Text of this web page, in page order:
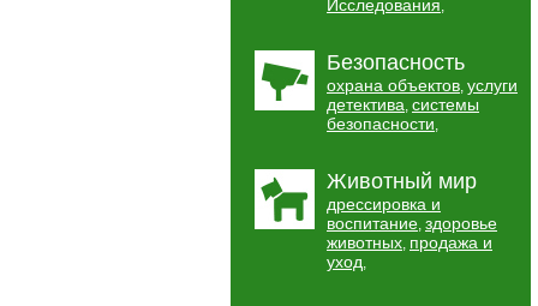
Исследования,
Безопасность
охрана объектов, услуги
детектива, системы
безопасности,
Животный мир
дрессировка и
воспитание, здоровье
животных, продажа и
уход,